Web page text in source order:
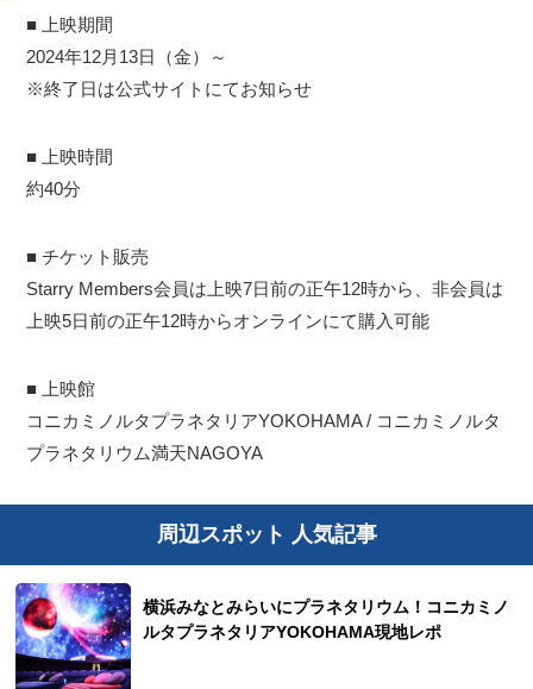
■ 上映期間
2024年12月13日（金）～
※終了日は公式サイトにてお知らせ
■ 上映時間
約40分
■ チケット販売
Starry Members会員は上映7日前の正午12時から、非会員は
上映5日前の正午12時からオンラインにて購入可能
■ 上映館
コニカミノルタプラネタリアYOKOHAMA / コニカミノルタ
プラネタリウム満天NAGOYA
周辺スポット 人気記事
横浜みなとみらいにプラネタリウム！コニカミノ
ルタプラネタリアYOKOHAMA現地レポ